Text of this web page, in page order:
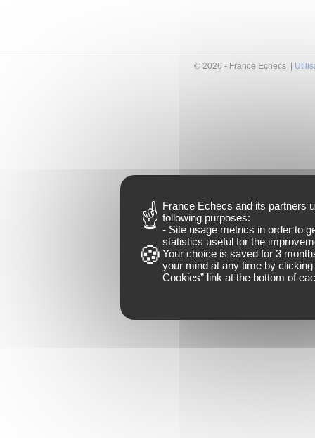
© 2026 - France Echecs |
France Echecs and its partners
following purposes:
- Site usage metrics in order to
statistics useful for the
Your choice is saved for 3
your mind at any time by clicking
Cookies” link at the bottom of